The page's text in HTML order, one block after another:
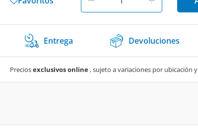
Entrega Devoluciones
Preciosexclusivos online, sujeto a variaciones por ubicación